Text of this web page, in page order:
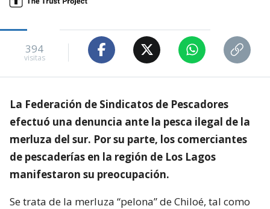
394
visitas
La Federación de Sindicatos de Pescadores
efectuó una denuncia ante la pesca ilegal de la
merluza del sur. Por su parte, los comerciantes
de pescaderías en la región de Los Lagos
manifestaron su preocupación.
Se trata de la merluza “pelona” de Chiloé, tal como